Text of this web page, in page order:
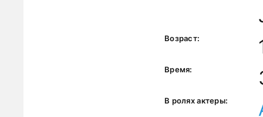
Возраст:
Время:
В ролях актеры: